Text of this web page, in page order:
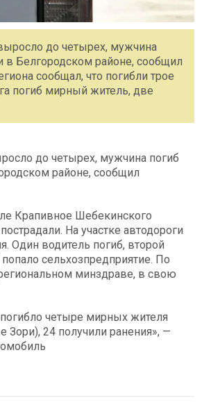
до четырех, мужчина
Белгородском районе, сообщил
сообщал, что погибли трое
погиб мирный житель, две
до четырех, мужчина погиб
районе, сообщил
Крапивное Шебекинского
На участке автодороги
Один водитель погиб, второй
сельхозпредприятие. По
минздраве, в свою
четыре мирных жителя
24 получили ранения», —